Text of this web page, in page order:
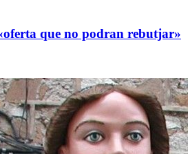
que no podran rebutjar»